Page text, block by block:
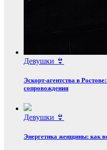
Девушки 👙
Эскорт‑агентства в
сопровождения
Девушки 👙
Энергетика женщины: как